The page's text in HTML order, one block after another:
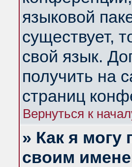
языковой
существует,
свой язык.
получить на
страниц
Вернуться к
» Как я могу
своим